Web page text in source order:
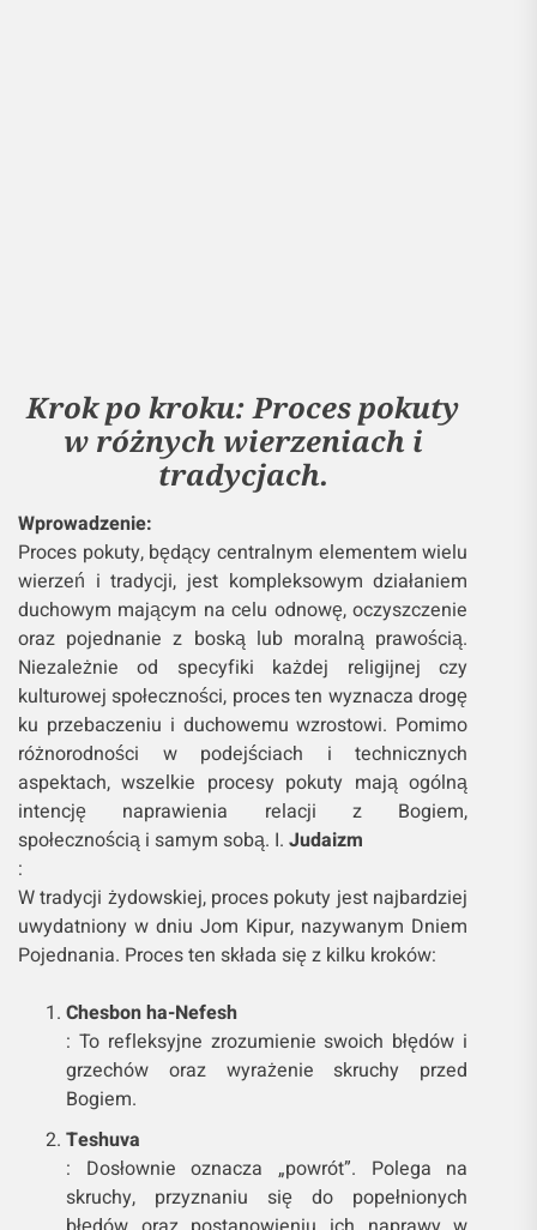
Krok po kroku: Proces pokuty
w różnych wierzeniach i
tradycjach.
Wprowadzenie:
Proces pokuty, będący centralnym elementem wielu
wierzeń i tradycji, jest kompleksowym działaniem
duchowym mającym na celu odnowę, oczyszczenie
oraz pojednanie z boską lub moralną prawością.
Niezależnie od specyfiki każdej religijnej czy
kulturowej społeczności, proces ten wyznacza drogę
ku przebaczeniu i duchowemu wzrostowi. Pomimo
różnorodności w podejściach i technicznych
aspektach, wszelkie procesy pokuty mają ogólną
intencję naprawienia relacji z Bogiem,
społecznością i samym sobą. I. Judaizm
:
W tradycji żydowskiej, proces pokuty jest najbardziej
uwydatniony w dniu Jom Kipur, nazywanym Dniem
Pojednania. Proces ten składa się z kilku kroków:
Chesbon ha-Nefesh
: To refleksyjne zrozumienie swoich błędów i
grzechów oraz wyrażenie skruchy przed
Bogiem.
Teshuva
: Dosłownie oznacza „powrót”. Polega na
skruchy, przyznaniu się do popełnionych